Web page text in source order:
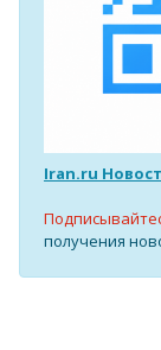
Iran.ru
получения